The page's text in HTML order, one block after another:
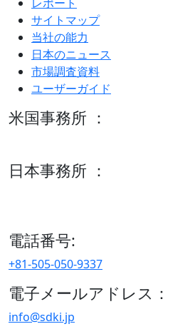
サイトマップ
当社の能力
日本のニュース
市場調査資料
ユーザーガイド
米国事務所 ：
日本事務所 ：
電話番号:
+81-505-050-9337
電子メールアドレス：
info@sdki.jp